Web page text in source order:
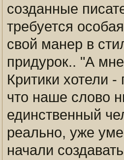
созданные
требуется
свой манер в
придурок.. "А
Критики хотели
что наше слово
единственный
реально, уже
начали